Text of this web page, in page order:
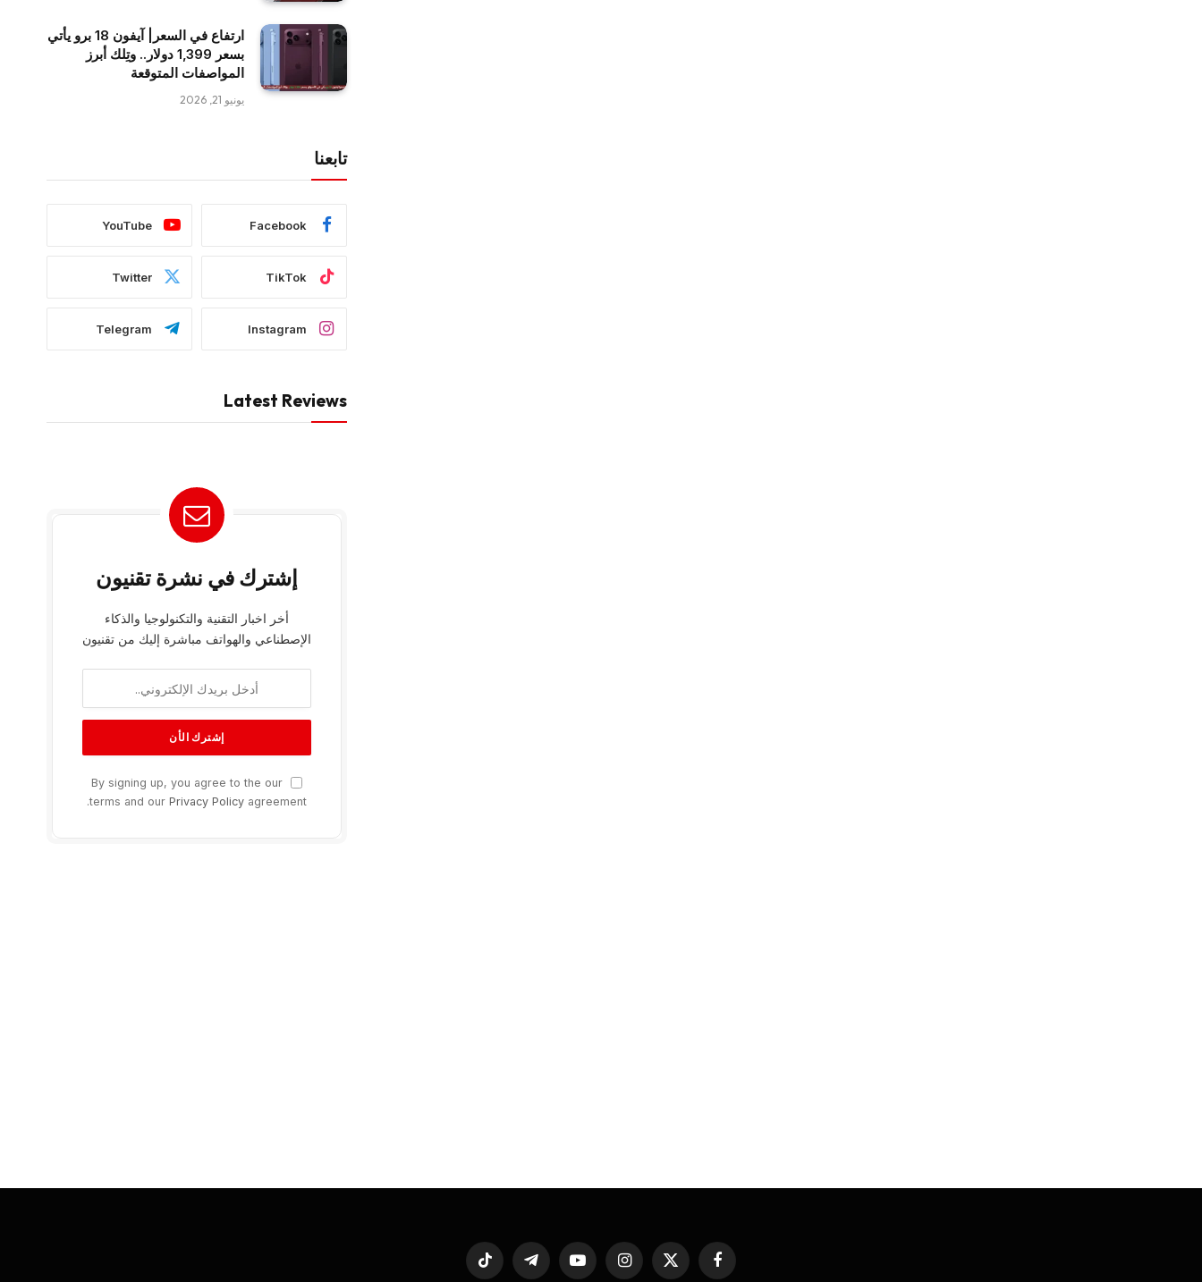
ارتفاع في السعر| آيفون 18 برو يأتي
بسعر 1,399 دولار.. وتِلك أبرز
المواصفات المتوقعة
يونيو 21, 2026
تابعنا
Facebook
YouTube
TikTok
Twitter
Instagram
Telegram
Latest Reviews
إشترك في نشرة تقنيون
أخر اخبار التقنية والتكنولوجيا والذكاء
الإصطناعي والهواتف مباشرة إليك من تقنيون
By signing up, you agree to the our
terms and our Privacy Policy agreement.
فيسبوك
X
الانستغراميوتيوب تيلقرام تيكتوك